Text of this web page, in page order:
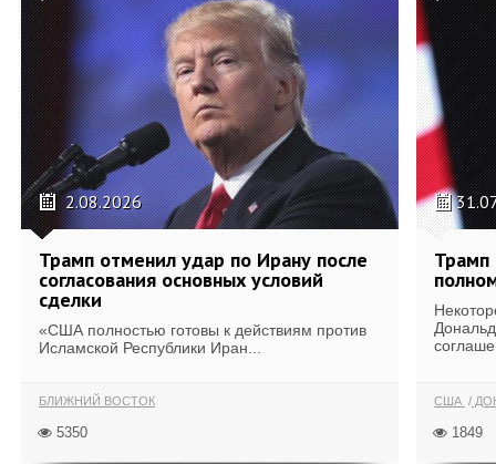
2.08.2026
Трамп отменил удар по Ирану после
согласования основных условий
сделки
«США полностью готовы к действиям против
Исламской Республики Иран...
БЛИЖНИЙ ВОСТОК
5350
Трамп
США
1849